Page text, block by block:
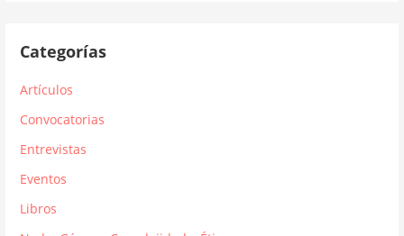
Categorías
Artículos
Convocatorias
Entrevistas
Eventos
Libros